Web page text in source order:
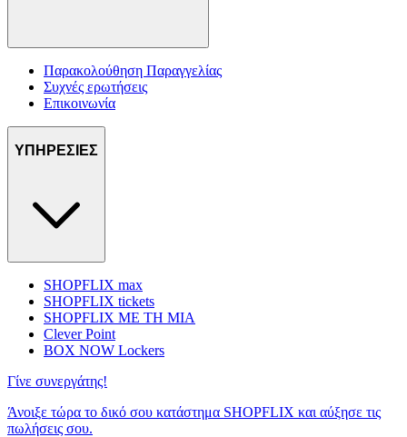
Παρακολούθηση Παραγγελίας
Συχνές ερωτήσεις
Επικοινωνία
ΥΠΗΡΕΣΙΕΣ
SHOPFLIX max
SHOPFLIX tickets
SHOPFLIX ΜΕ ΤΗ ΜΙΑ
Clever Point
BOX NOW Lockers
Γίνε συνεργάτης!
Άνοιξε τώρα το δικό σου κατάστημα SHOPFLIX και αύξησε τις
πωλήσεις σου.